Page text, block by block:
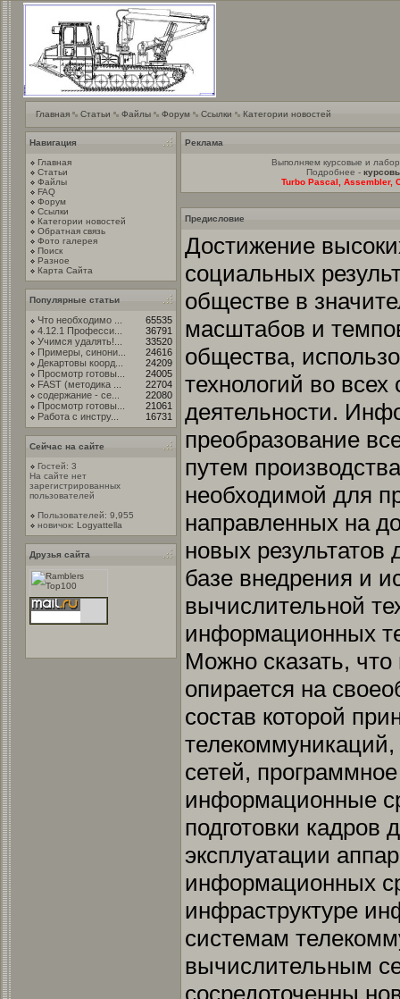
Главная Статьи Файлы Форум Ссылки Категории новостей
Навигация
Главная
Статьи
Файлы
FAQ
Форум
Ссылки
Категории новостей
Обратная связь
Фото галерея
Поиск
Разное
Карта Сайта
Популярные статьи
Что необходимо ...
65535
4.12.1 Професси...
36791
Учимся удалять!...
33520
Примеры, синони...
24616
Декартовы коорд...
24209
Просмотр готовы...
24005
FAST (методика ...
22704
содержание - се...
22080
Просмотр готовы...
21061
Работа с инстру...
16731
Сейчас на сайте
Гостей: 3
На сайте нет
зарегистрированных
пользователей
Пользователей: 9,955
новичок: Logyattella
Друзья сайта
Реклама
Выполняем курсовые и
Подробнее -
Turbo Pascal, Assembler,
Предисловие
Достижение
социальных
обществе в
масштабов и
общества,
технологий во
деятельности.
преобразование
путем
необходимой для
направленных на
новых результатов
базе внедрения и
вычислительной
информационных
Можно сказать,
опирается на
состав которой
сетей,
информационные
подготовки кадров
эксплуатации
информационных
инфраструктуре
системам
вычислительным
сосредоточенны